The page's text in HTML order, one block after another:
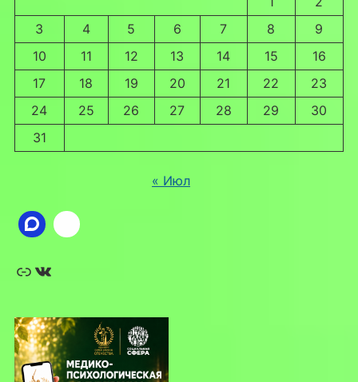
3
4 5 6 7 8
9
10
11 12 13 14 15
16
17
18 19 20 21 22
23
24
25 26 27 28 29
30
31
« Июл
Ссылка